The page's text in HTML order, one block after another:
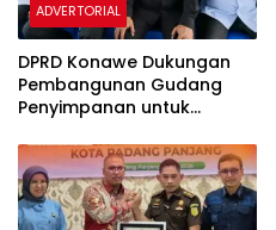
ADVERTORIAL
DPRD Konawe Dukungan
Pembangunan Gudang
Penyimpanan untuk
Gabah Petani